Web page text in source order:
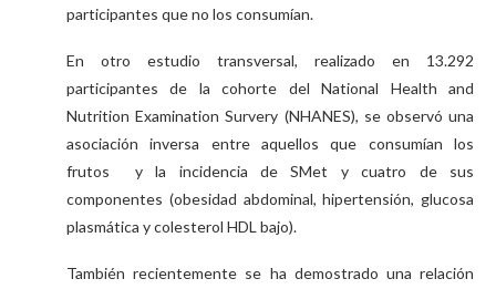
participantes que no los consumían.
En otro estudio transversal, realizado en 13.292
participantes de la cohorte del National Health and
Nutrition Examination Survery (NHANES), se observó una
asociación inversa entre aquellos que consumían los
frutos y la incidencia de SMet y cuatro de sus
componentes (obesidad abdominal, hipertensión, glucosa
plasmática y colesterol HDL bajo).
También recientemente se ha demostrado una relación